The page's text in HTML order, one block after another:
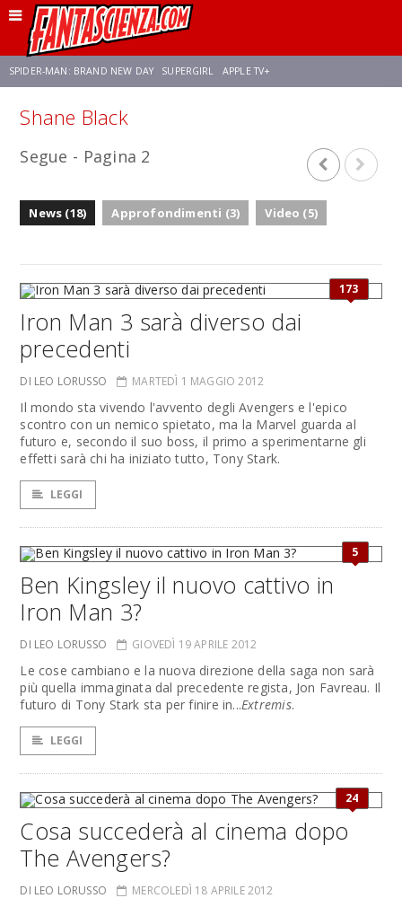
SPIDER-MAN: BRAND NEW DAY SUPERGIRL APPLE TV+
Shane Black
Segue - Pagina 2
News (18) Approfondimenti (3) Video (5)
173
Iron Man 3 sarà diverso dai
precedenti
DI LEO LORUSSO MARTEDÌ 1 MAGGIO 2012
Il mondo sta vivendo l'avvento degli Avengers e l'epico
scontro con un nemico spietato, ma la Marvel guarda al
futuro e, secondo il suo boss, il primo a sperimentarne gli
effetti sarà chi ha iniziato tutto, Tony Stark.
LEGGI
5
Ben Kingsley il nuovo cattivo in
Iron Man 3?
DI LEO LORUSSO GIOVEDÌ 19 APRILE 2012
Le cose cambiano e la nuova direzione della saga non sarà
più quella immaginata dal precedente regista, Jon Favreau. Il
futuro di Tony Stark sta per finire in...Extremis.
LEGGI
24
Cosa succederà al cinema dopo
The Avengers?
DI LEO LORUSSO MERCOLEDÌ 18 APRILE 2012